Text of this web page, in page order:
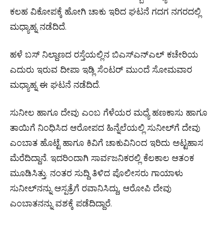
ಕಲಹ ವಿಕೋಪಕ್ಕೆ ಹೋಗಿ ಚಾಕು ಇರಿದ ಘಟನೆ ಗದಗ ನಗರದಲ್ಲಿ
ಮಧ್ಯಾಹ್ನ ನಡೆದಿದೆ.
ಹಳೆ ಬಸ್ ನಿಲ್ದಾಣದ ರಸ್ತೆಯಲ್ಲಿನ ಬಿಎಸ್‌ಎನ್‌ಎಲ್ ಕಚೇರಿಯ
ಎದುರು ಇರುವ ದೀಪಾ ಇಡ್ಲಿ ಸೆಂಟರ್ ಮುಂದೆ ಸೋಮವಾರ
ಮಧ್ಯಾಹ್ನ ಈ ಘಟನೆ ನಡೆದಿದೆ.
ಸುನೀಲ ಹಾಗೂ ದೇವು ಎಂಬ ಗೆಳೆಯರ ಮಧ್ಯೆ ಹಣಕಾಸು ಹಾಗೂ
ತಾಯಿಗೆ ನಿಂಧಿಸಿದ ಆರೋಪದ ಹಿನ್ನೆಲೆಯಲ್ಲಿ ಸುನೀಲ್‌ಗೆ ದೇವು
ಎಂಬಾತ ಹೊಟ್ಟೆ ಹಾಗೂ ಕಿವಿಗೆ ಚಾಕುವಿನಿಂದ ಇರಿದು ಅಟ್ಟಹಾಸ
ಮೆರೆದಿದ್ದಾನೆ. ಇದರಿಂದಾಗಿ ಸಾರ್ವಜನಿಕರಲ್ಲಿ ಕೆಲಕಾಲ ಆತಂಕ
ಮೂಡಿಸಿತ್ತು. ನಂತರ ಸುದ್ದಿ ತಿಳಿದ ಪೊಲೀಸರು ಗಾಯಾಳು
ಸುನೀಲ್‌ನನ್ನು ಆಸ್ಪತ್ರೆಗೆ ರವಾನಿಸಿದ್ದು, ಆರೋಪಿ ದೇವು
ಎಂಬಾತನನ್ನು ವಶಕ್ಕೆ ಪಡೆದಿದ್ದಾರೆ.